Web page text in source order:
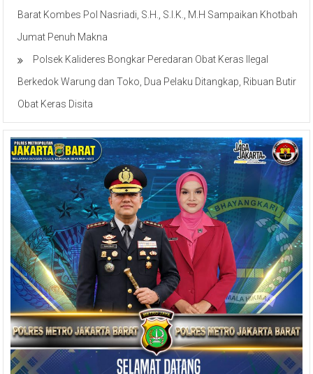
Barat Kombes Pol Nasriadi, S.H., S.I.K., M.H Sampaikan Khotbah
Jumat Penuh Makna
Polsek Kalideres Bongkar Peredaran Obat Keras Ilegal
Berkedok Warung dan Toko, Dua Pelaku Ditangkap, Ribuan Butir
Obat Keras Disita